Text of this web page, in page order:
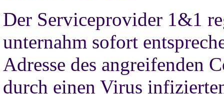
Der Serviceprovider 1&1
unternahm sofort
Adresse des angreifenden
durch einen Virus